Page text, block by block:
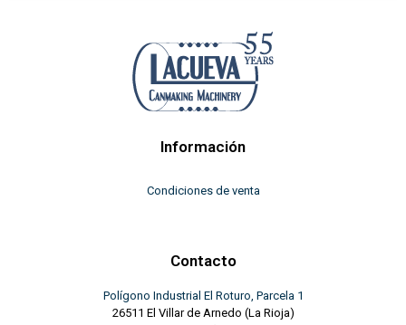
Información
Condiciones de venta
Contacto
Polígono Industrial El Roturo, Parcela 1
26511 El Villar de Arnedo (La Rioja)